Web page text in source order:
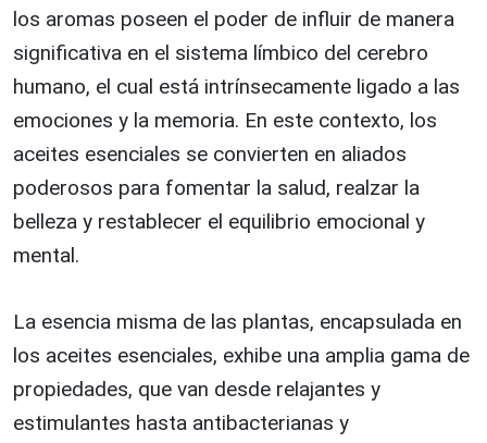
los aromas poseen el poder de influir de manera
significativa en el sistema límbico del cerebro
humano, el cual está intrínsecamente ligado a las
emociones y la memoria. En este contexto, los
aceites esenciales se convierten en aliados
poderosos para fomentar la salud, realzar la
belleza y restablecer el equilibrio emocional y
mental.
La esencia misma de las plantas, encapsulada en
los aceites esenciales, exhibe una amplia gama de
propiedades, que van desde relajantes y
estimulantes hasta antibacterianas y